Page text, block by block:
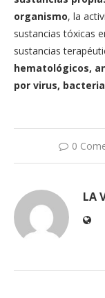
organismo, la
sustancias tóxicas
sustancias
hematológicos,
por virus,
0
LA